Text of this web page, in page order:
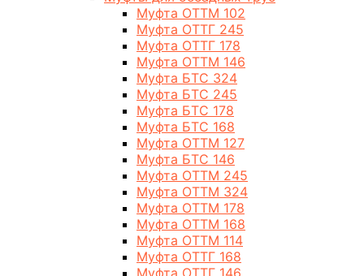
Муфта ОТТМ 102
Муфта ОТТГ 245
Муфта ОТТГ 178
Муфта ОТТМ 146
Муфта БТС 324
Муфта БТС 245
Муфта БТС 178
Муфта БТС 168
Муфта ОТТМ 127
Муфта БТС 146
Муфта ОТТМ 245
Муфта ОТТМ 324
Муфта ОТТМ 178
Муфта ОТТМ 168
Муфта ОТТМ 114
Муфта ОТТГ 168
Муфта ОТТГ 146